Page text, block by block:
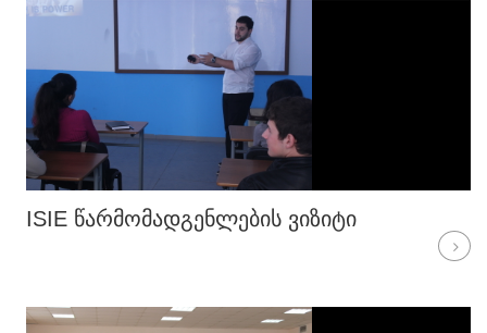
ISIE ᲬᲐᲠᲛᲝᲛᲐᲓᲒᲔᲜᲚᲔᲑᲘᲡ ᲕᲘᲖᲘᲢᲘ